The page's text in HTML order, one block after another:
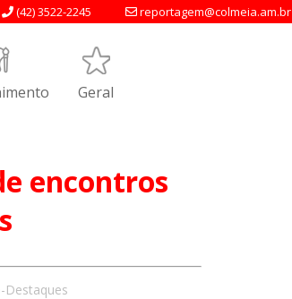
reportagem@colmeia.am.br
(42) 3522-2245
Geral
encontros
Destaques